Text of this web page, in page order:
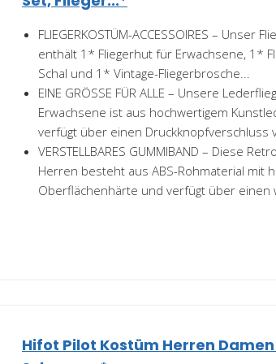
FLIEGERKOSTÜM-ACCESSOIRES – Unser
enthält 1* Fliegerhut für Erwachsene, 1*
Schal und 1* Vintage-Fliegerbrosche...
EINE GRÖSSE FÜR ALLE – Unsere
Erwachsene ist aus hochwertigem
verfügt über einen Druckknopfverschluss
VERSTELLBARES GUMMIBAND – Diese
Herren besteht aus ABS-Rohmaterial mit
Oberflächenhärte und verfügt über einen
Hifot Pilot Kostüm Herren